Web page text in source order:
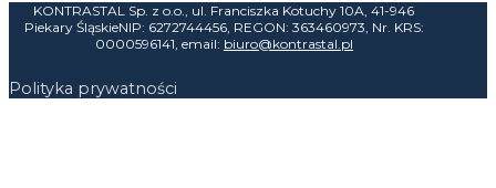
KONTRASTAL Sp. z o.o., ul. Franciszka Kotuchy 10A, 41-946
Piekary ŚląskieNIP: 6272744456, REGON: 363460973, Nr. KRS:
0000596141, email: biuro@kontrastal.pl
Polityka prywatności